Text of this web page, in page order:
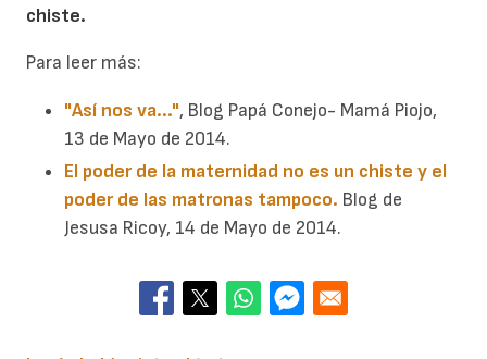
chiste.
Para leer más:
"Así nos va...", Blog Papá Conejo- Mamá Piojo,
13 de Mayo de 2014.
El poder de la maternidad no es un chiste y el
poder de las matronas tampoco. Blog de
Jesusa Ricoy, 14 de Mayo de 2014.